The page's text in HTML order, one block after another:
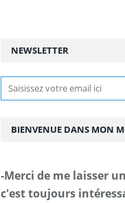
NEWSLETTER
BIENVENUE DANS MON
-Merci de me laisser
c'est toujours